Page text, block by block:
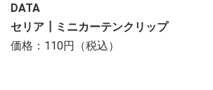
DATA
セリア┃ミニカーテンクリップ
価格：110円（税込）